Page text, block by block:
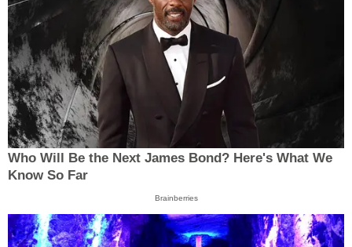
Who Will Be the Next James Bond? Here's What We
Know So Far
Brainberries